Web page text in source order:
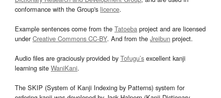
conformance with the Group's licence.
Example sentences come from the Tatoeba project and are licensed
underCreative Commons CC-BY. And from the Jreibun project.
Audio files are graciously provided by Tofugu’s excellent kanji
learning site WaniKani.
The SKIP (System of Kanji Indexing by Patterns) system for